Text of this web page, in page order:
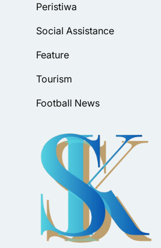
Peristiwa
Social Assistance
Feature
Tourism
Football News